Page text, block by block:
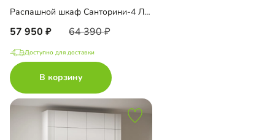
Распашной шкаф Санторини-4 Лайф
57 950 64 390
Доступно для доставки
В корзину